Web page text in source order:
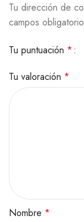
Tu dirección de
campos
Tu puntuación *
Tu valoración *
Nombre *